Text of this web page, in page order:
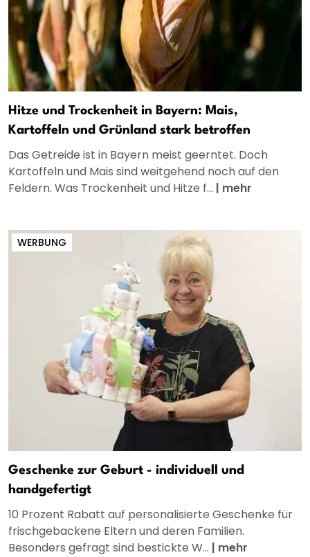
Hitze und Trockenheit in Bayern: Mais,
Kartoffeln und Grünland stark betroffen
Das Getreide ist in Bayern meist geerntet. Doch
Kartoffeln und Mais sind weitgehend noch auf den
Feldern. Was Trockenheit und Hitze f... | mehr
WERBUNG
Geschenke zur Geburt - individuell und
handgefertigt
10 Prozent Rabatt auf personalisierte Geschenke für
frischgebackene Eltern und deren Familien.
Besonders gefragt sind bestickte W... | mehr